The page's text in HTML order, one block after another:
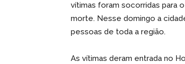
vítimas foram socorridas para
morte. Nesse domingo a
pessoas de toda a região.
As vítimas deram entrada no